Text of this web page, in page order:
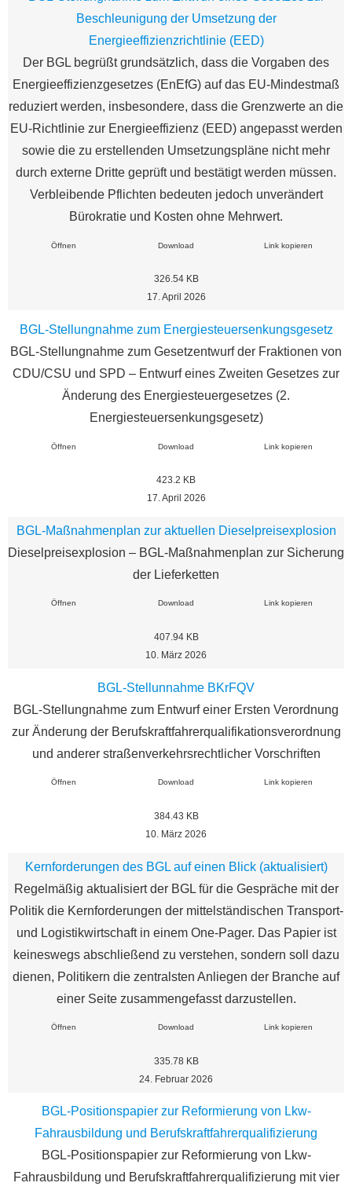
Beschleunigung der Umsetzung der
Energieeffizienzrichtlinie (EED)
Der BGL begrüßt grundsätzlich, dass die Vorgaben des
Energieeffizienzgesetzes (EnEfG) auf das EU-Mindestmaß
reduziert werden, insbesondere, dass die Grenzwerte an die
EU-Richtlinie zur Energieeffizienz (EED) angepasst werden
sowie die zu erstellenden Umsetzungspläne nicht mehr
durch externe Dritte geprüft und bestätigt werden müssen.
Verbleibende Pflichten bedeuten jedoch unverändert
Bürokratie und Kosten ohne Mehrwert.
Öffnen Download Link kopieren
326.54 KB
17. April 2026
BGL-Stellungnahme zum Energiesteuersenkungsgesetz
BGL-Stellungnahme zum Gesetzentwurf der Fraktionen von
CDU/CSU und SPD – Entwurf eines Zweiten Gesetzes zur
Änderung des Energiesteuergesetzes (2.
Energiesteuersenkungsgesetz)
Öffnen Download Link kopieren
423.2 KB
17. April 2026
BGL-Maßnahmenplan zur aktuellen Dieselpreisexplosion
Dieselpreisexplosion – BGL-Maßnahmenplan zur Sicherung
der Lieferketten
Öffnen Download Link kopieren
407.94 KB
10. März 2026
BGL-Stellunnahme BKrFQV
BGL-Stellungnahme zum Entwurf einer Ersten Verordnung
zur Änderung der Berufskraftfahrerqualifikationsverordnung
und anderer straßenverkehrsrechtlicher Vorschriften
Öffnen Download Link kopieren
384.43 KB
10. März 2026
Kernforderungen des BGL auf einen Blick (aktualisiert)
Regelmäßig aktualisiert der BGL für die Gespräche mit der
Politik die Kernforderungen der mittelständischen Transport-
und Logistikwirtschaft in einem One-Pager. Das Papier ist
keineswegs abschließend zu verstehen, sondern soll dazu
dienen, Politikern die zentralsten Anliegen der Branche auf
einer Seite zusammengefasst darzustellen.
Öffnen Download Link kopieren
335.78 KB
24. Februar 2026
BGL-Positionspapier zur Reformierung von Lkw-
Fahrausbildung und Berufskraftfahrerqualifizierung
BGL-Positionspapier zur Reformierung von Lkw-
Fahrausbildung und Berufskraftfahrerqualifizierung mit vier